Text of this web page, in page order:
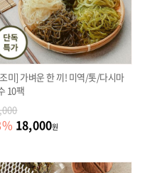
미] 가벼운 한 끼! 미역/톳/다시마
10팩
% 18,000원